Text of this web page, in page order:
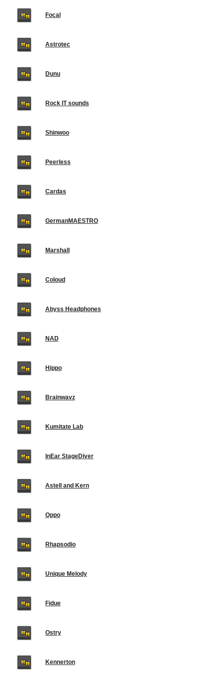
Focal
Astrotec
Dunu
Rock IT sounds
Shinwoo
Peerless
Cardas
GermanMAESTRO
Marshall
Coloud
Abyss Headphones
NAD
Hippo
Brainwavz
Kumitate Lab
InEar StageDiver
Astell and Kern
Oppo
Rhapsodio
Unique Melody
Fidue
Ostry
Kennerton